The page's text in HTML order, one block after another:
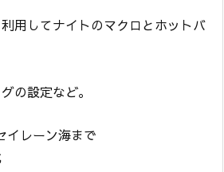
用してナイトのマクロとホットバ
の設定など。
イレーン海まで